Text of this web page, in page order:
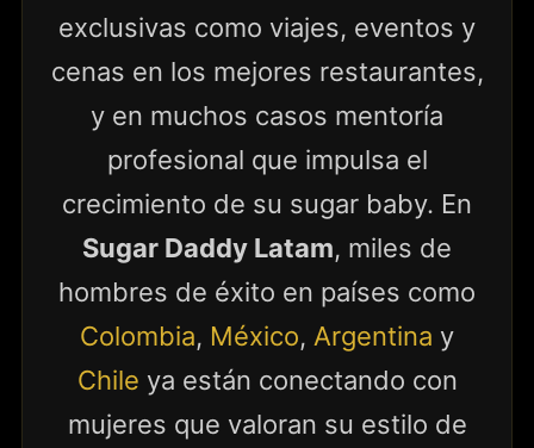
exclusivas como viajes, eventos y
cenas en los mejores restaurantes,
y en muchos casos mentoría
profesional que impulsa el
crecimiento de su sugar baby. En
Sugar Daddy Latam, miles de
hombres de éxito en países como
Colombia, México, Argentina y
Chile ya están conectando con
mujeres que valoran su estilo de